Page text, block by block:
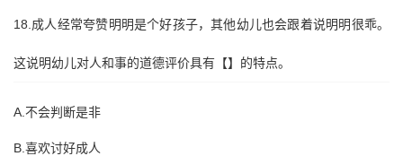
18.成人经常夸赞明明是个好孩子，其他幼儿也会跟着说明明很乖。
这说明幼儿对人和事的道德评价具有【】的特点。
A.不会判断是非
B.喜欢讨好成人